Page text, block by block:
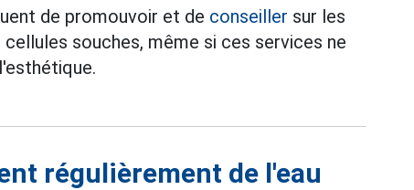
de promouvoir et de conseiller sur les
souches, même si ces services ne
régulièrement de l'eau